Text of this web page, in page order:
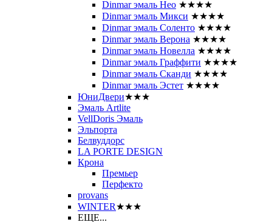
Dinmar эмаль Нео ★★★★
Dinmar эмаль Микси ★★★★
Dinmar эмаль Соленто ★★★★
Dinmar эмаль Верона ★★★★
Dinmar эмаль Новелла ★★★★
Dinmar эмаль Граффити ★★★★
Dinmar эмаль Сканди ★★★★
Dinmar эмаль Эстет ★★★★
ЮниДвери★★★
Эмаль Artlite
VellDoris Эмаль
Эльпорта
Белвуддорс
LA PORTE DESIGN
Крона
Премьер
Перфекто
provans
WINTER★★★
ЕЩЕ...